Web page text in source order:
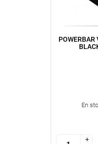
POWERBAR
En
+
+